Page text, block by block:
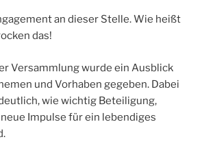
an dieser Stelle. Wie heißt
das!
Versammlung wurde ein Ausblick
und Vorhaben gegeben. Dabei
wie wichtig Beteiligung,
Impulse für ein lebendiges